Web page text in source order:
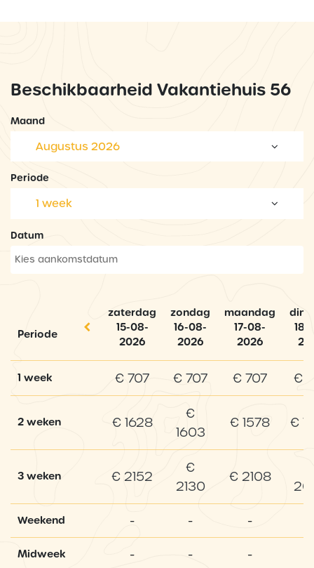
Beschikbaarheid Vakantiehuis 56
Maand
Augustus 2026
Periode
1 week
Datum
Periode
zaterdag
15-08-
2026
zondag
16-08-
2026
maandag
17-08-
2026
18-
1 week € 707 € 707 € 707 €
2 weken € 1628
€
1603
€ 1578 €
3 weken € 2152
€
2130
€ 2108
Weekend - - -
Midweek - - -